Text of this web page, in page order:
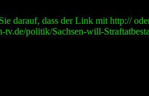
darauf, dass der Link mit http://
politik/Sachsen-will-